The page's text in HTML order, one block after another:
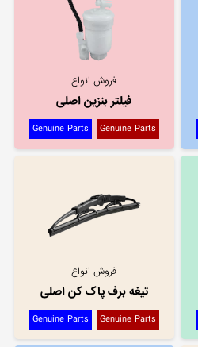
فروش انواع
فیلتر بنزین اصلی
Genuine Parts
Genuine Parts
فروش انواع
تیغه برف پاک کن اصلی
Genuine Parts
Genuine Parts